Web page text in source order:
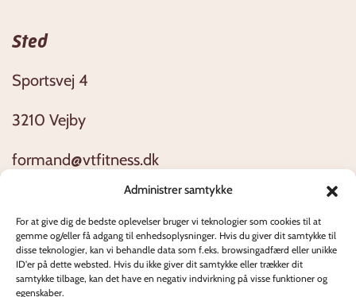
Administrer samtykke
For at give dig de bedste oplevelser bruger vi teknologier som cookies til at
gemme og/eller få adgang til enhedsoplysninger. Hvis du giver dit samtykke til
disse teknologier, kan vi behandle data som f.eks. browsingadfærd eller unikke
ID'er på dette websted. Hvis du ikke giver dit samtykke eller trækker dit
samtykke tilbage, kan det have en negativ indvirkning på visse funktioner og
egenskaber.
Sted
Sportsvej 4
3210 Vejby
formand@vtfitness.dk
Åbningstider
Alle dage 04:00 - 23:00